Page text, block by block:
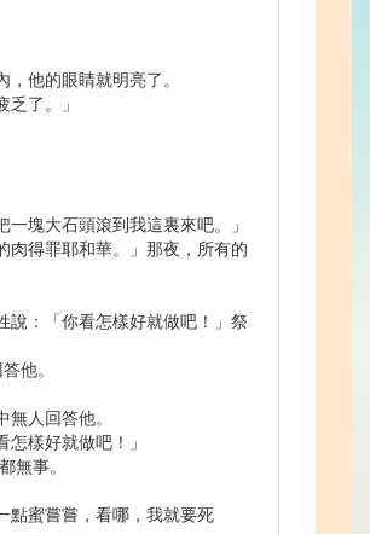
他的眼睛就明亮了。
了。」
塊大石頭滾到我這裏來吧。」
肉得罪耶和華。」那夜，所有的
說：「你看怎樣好就做吧！」祭
他。
人回答他。
樣好就做吧！」
無事。
點蜜嘗嘗，看哪，我就要死